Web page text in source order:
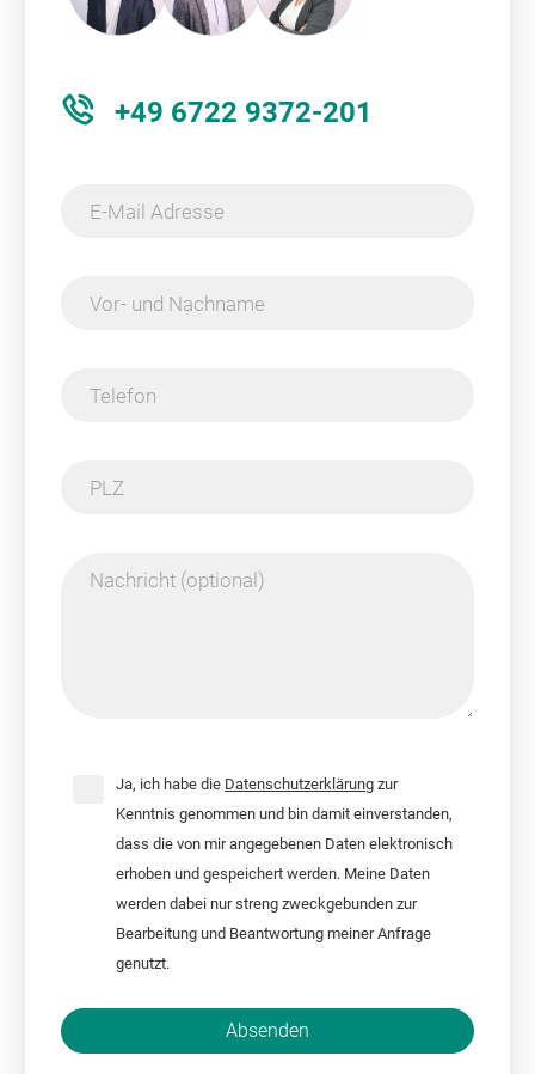
+49 6722 9372-201
E-Mail Adresse
Vor- und Nachname
Telefon
PLZ
Nachricht (optional)
Ja, ich habe die Datenschutzerklärung zur
Kenntnis genommen und bin damit einverstanden,
dass die von mir angegebenen Daten elektronisch
erhoben und gespeichert werden. Meine Daten
werden dabei nur streng zweckgebunden zur
Bearbeitung und Beantwortung meiner Anfrage
genutzt.
Bitte nicht ausfüllen.Absenden